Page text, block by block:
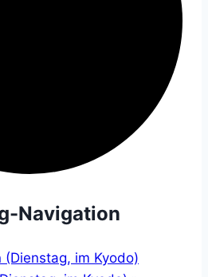
Navigation
(Dienstag, im Kyodo)